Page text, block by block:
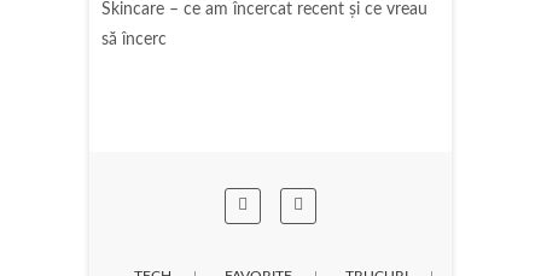
Skincare – ce am încercat recent și ce vreau
să încerc